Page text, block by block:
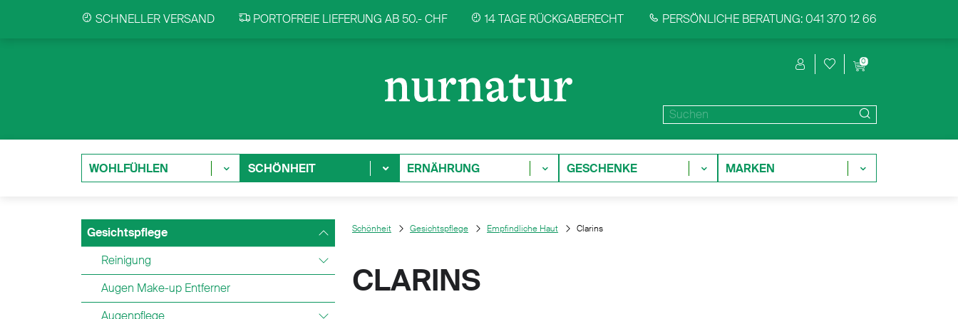
SCHNELLER VERSAND PORTOFREIE LIEFERUNG AB 50.- CHF 14 TAGE RÜCKGABERECHT PERSÖNLICHE BERATUNG: 041 370 12 66
0
WOHLFÜHLEN SCHÖNHEIT ERNÄHRUNG GESCHENKE MARKEN
Gesichtspflege
Reinigung
Augen Make-up Entferner
Augenpflege
Schönheit Gesichtspflege Empfindliche Haut Clarins
CLARINS